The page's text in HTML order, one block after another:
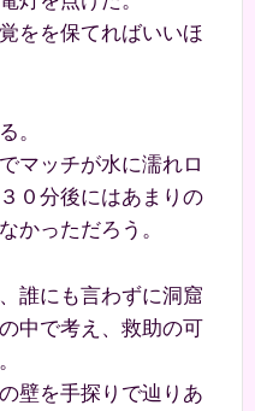
をを保てればいいほ
。
マッチが水に濡れロ
０分後にはあまりの
かっただろう。
誰にも言わずに洞窟
中で考え、救助の可
壁を手探りで辿りあ